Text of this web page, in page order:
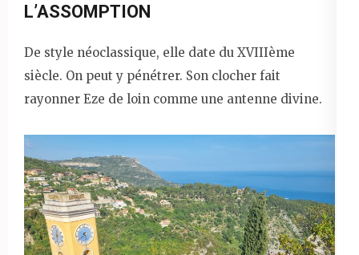
L’ASSOMPTION
De style néoclassique, elle date du XVIIIème
siècle. On peut y pénétrer. Son clocher fait
rayonner Eze de loin comme une antenne divine.